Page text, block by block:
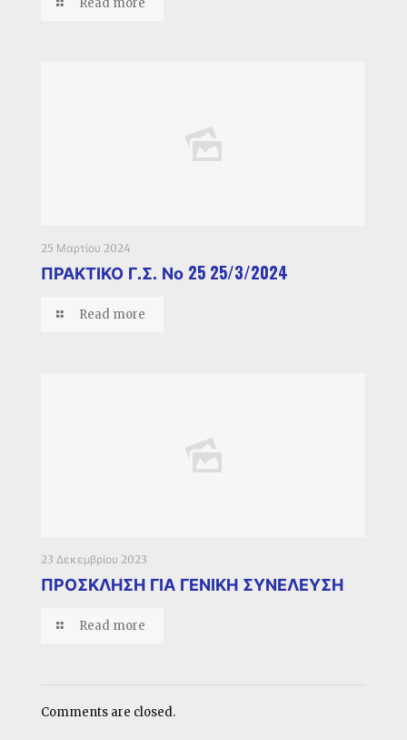
Read more
25 Μαρτίου 2024
ΠΡΑΚΤΙΚΟ Γ.Σ. Νο 25 25/3/2024
Read more
23 Δεκεμβρίου 2023
ΠΡΟΣΚΛΗΣΗ ΓΙΑ ΓΕΝΙΚΗ ΣΥΝΕΛΕΥΣΗ
Read more
Comments are closed.